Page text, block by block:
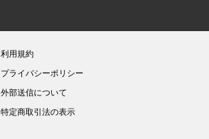
利用規約
プライバシーポリシー
外部送信について
特定商取引法の表示